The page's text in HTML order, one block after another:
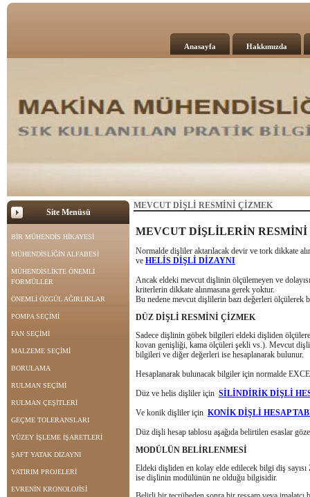
Anasayfa Hakkımızda
Site Menüsü
BİR MÜHENDİS HİKAYESİ
MÜHENDİSLİĞİN ALFABESİ
MÜHENDİSLİKTE ÖNEMLİ
FORMÜLLER
ÖNEMLİ ÖZGÜL AĞIRLIKLAR
POMPA SEÇİMİ
FAN SEÇİMİ
MALZEME SEÇİMİ
BORULAMA
RULMAN SEÇİMİ
RULMAN ÇEŞİTLERİ
GEÇME TOLERANSLARI
YÜZEY İŞLEME İŞARETLERİ
ŞAFT YATAK DİZAYNI
YATIRIM PROJELERİ
EVRENİN KRONOLOJİSİ
MEVCUT DİŞLİ RESMİNİ ÇİZMEK
MEVCUT DİŞLİLERİN
Normalde dişliler aktarılacak devir ve tork dikkate
ve HELİS DİŞLİ DİZAYNI
Ancak eldeki mevcut dişlinin ölçülemeyen ve
kriterlerin dikkate alınmasına gerek yoktur.
Bu nedene mevcut dişlilerin bazı değerleri ölçülerek
DÜZ DİŞLİ RESMİNİ ÇİZMEK
Sadece dişlinin göbek bilgileri eldeki dişliden
kovan genişliği, kama ölçüleri şekli vs.). Mevcut
bilgileri ve diğer değerleri ise hesaplanarak bulunur.
Hesaplanarak bulunacak bilgiler için normalde
Düz ve helis dişliler için SİLİNDİRİK DİŞLİ
Ve konik dişliler için KONİK DİŞLİ HESAP
Düz dişli hesap tablosu aşağıda belirtilen esaslar
MODÜLÜN BELİRLENMESİ
Eldeki dişliden en kolay elde edilecek bilgi diş sayısı
ise dişlinin modülünün ne olduğu bilgisidir.